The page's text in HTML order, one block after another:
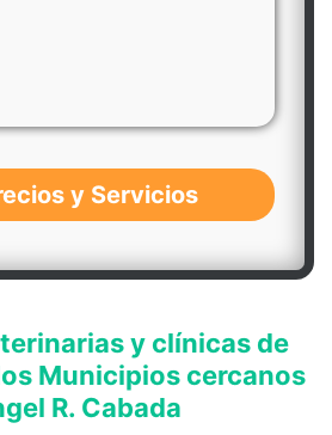
y Servicios
y clínicas de
Municipios cercanos
R. Cabada